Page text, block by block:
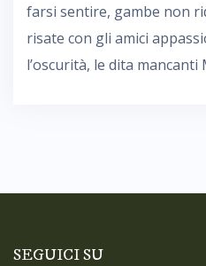
farsi sentire, gambe non
risate con gli amici
l’oscurità, le dita mancanti
SEGUICI SU